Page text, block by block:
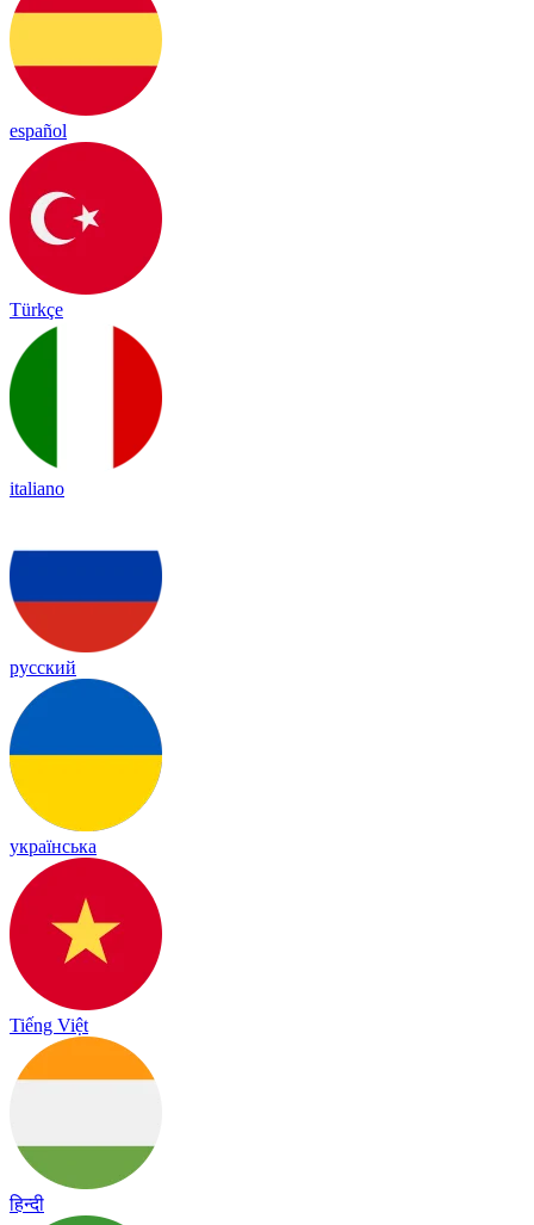
español
Türkçe
italiano
русский
українська
Tiếng Việt
हिन्दी